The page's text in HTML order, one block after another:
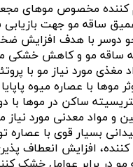
کننده مخصوص موهای
ساقه مو جهت
دوسر با هدف افزایش
ساقه مو و کاهش خشکی
مغذی مورد نیاز مو با
موها با عصاره میوه پاپایا
ساکن در موها با
و مواد معدنی مورد
بسیار قوی با
کننده، افزایش انعطاف